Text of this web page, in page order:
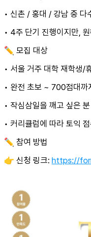
• 신촌 / 홍대 / 강남 중 다
• 4주 단기 진행이지만,
✏️ 모집 대상
• 서울 거주 대학 재학생/
• 완전 초보 ~ 700점대까
• 작심삼일을 깨고 싶은 분
• 커리큘럼에 따라 토익
✏️ 참여 방법
👉 신청 링크: https://